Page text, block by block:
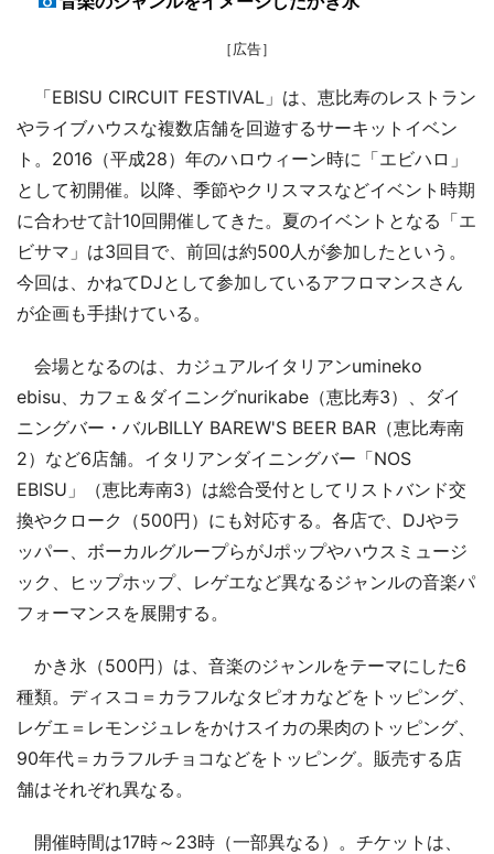
［広告］
「EBISU CIRCUIT FESTIVAL」は、恵比寿のレストラン
やライブハウスな複数店舗を回遊するサーキットイベン
ト。2016（平成28）年のハロウィーン時に「エビハロ」
として初開催。以降、季節やクリスマスなどイベント時期
に合わせて計10回開催してきた。夏のイベントとなる「エ
ビサマ」は3回目で、前回は約500人が参加したという。
今回は、かねてDJとして参加しているアフロマンスさん
が企画も手掛けている。
会場となるのは、カジュアルイタリアンumineko
ebisu、カフェ＆ダイニングnurikabe（恵比寿3）、ダイ
ニングバー・バルBILLY BAREW'S BEER BAR（恵比寿南
2）など6店舗。イタリアンダイニングバー「NOS
EBISU」（恵比寿南3）は総合受付としてリストバンド交
換やクローク（500円）にも対応する。各店で、DJやラ
ッパー、ボーカルグループらがJポップやハウスミュージ
ック、ヒップホップ、レゲエなど異なるジャンルの音楽パ
フォーマンスを展開する。
かき氷（500円）は、音楽のジャンルをテーマにした6
種類。ディスコ＝カラフルなタピオカなどをトッピング、
レゲエ＝レモンジュレをかけスイカの果肉のトッピング、
90年代＝カラフルチョコなどをトッピング。販売する店
舗はそれぞれ異なる。
開催時間は17時～23時（一部異なる）。チケットは、